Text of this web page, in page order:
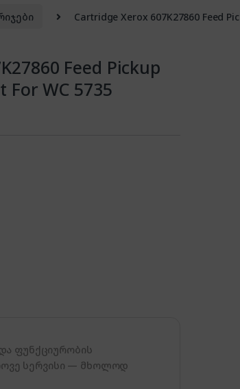
Cartridge Xerox 607K27860 Feed
Feed Pickup
For WC 5735
ფუნქციურობის
სერვისი — მხოლოდ